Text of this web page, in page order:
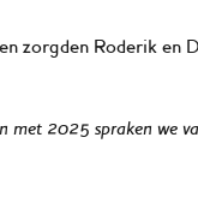
zorgden Roderik en
met 2025 spraken we